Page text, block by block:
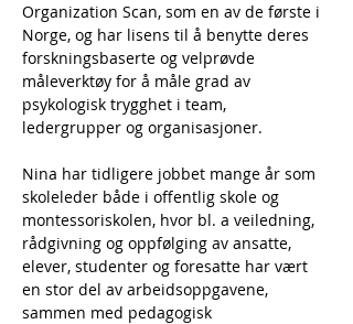
Organization Scan, som en av de første i
Norge, og har lisens til å benytte deres
forskningsbaserte og velprøvde
måleverktøy for å måle grad av
psykologisk trygghet i team,
ledergrupper og organisasjoner.
Nina har tidligere jobbet mange år som
skoleleder både i offentlig skole og
montessoriskolen, hvor bl. a veiledning,
rådgivning og oppfølging av ansatte,
elever, studenter og foresatte har vært
en stor del av arbeidsoppgavene,
sammen med pedagogisk